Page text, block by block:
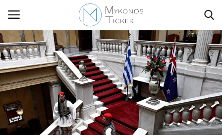
Contact Us
Politique
Business